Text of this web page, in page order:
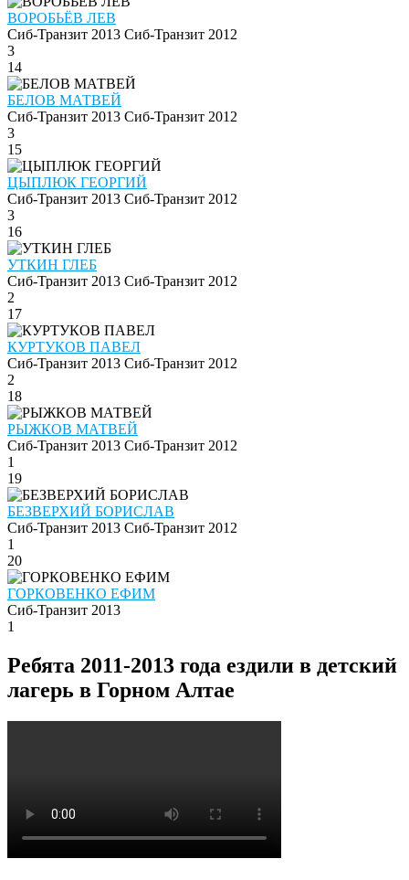
ВОРОБЬЁВ ЛЕВ
Сиб-Транзит 2013 Сиб-Транзит 2012
3
14
БЕЛОВ МАТВЕЙ
Сиб-Транзит 2013 Сиб-Транзит 2012
3
15
ЦЫПЛЮК ГЕОРГИЙ
Сиб-Транзит 2013 Сиб-Транзит 2012
3
16
УТКИН ГЛЕБ
Сиб-Транзит 2013 Сиб-Транзит 2012
2
17
КУРТУКОВ ПАВЕЛ
Сиб-Транзит 2013 Сиб-Транзит 2012
2
18
РЫЖКОВ МАТВЕЙ
Сиб-Транзит 2013 Сиб-Транзит 2012
1
19
БЕЗВЕРХИЙ БОРИСЛАВ
Сиб-Транзит 2013 Сиб-Транзит 2012
1
20
ГОРКОВЕНКО ЕФИМ
Сиб-Транзит 2013
1
Ребята 2011-2013 года ездили в детский
лагерь в Горном Алтае